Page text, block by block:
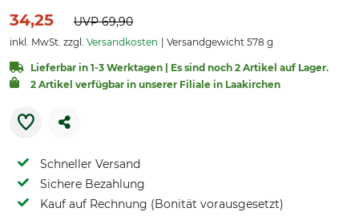
34,25 UVP69,90
inkl. MwSt. zzgl. Versandkosten Versandgewicht 578 g
Lieferbar in 1-3 Werktagen | Es sind noch 2 Artikel auf Lager.
2 Artikel verfügbar in unserer Filiale in Laakirchen
Schneller Versand
Sichere Bezahlung
Kauf auf Rechnung (Bonität vorausgesetzt)